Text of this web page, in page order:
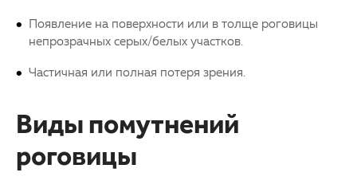
Появление на поверхности или в толще роговицы
непрозрачных серых/белых участков.
Частичная или полная потеря зрения.
Виды помутнений
роговицы